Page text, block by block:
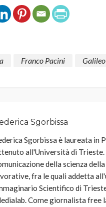
Franco Pacini
Sgorbissa
Sgorbissa è laureata in
all'Università di
della scienza
fra le quali addetta
Scientifico di
Come giornalista free